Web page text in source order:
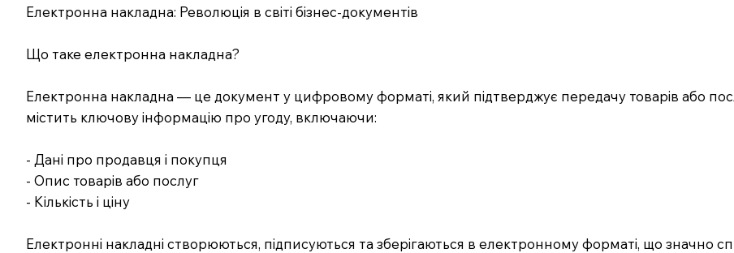
Електронна накладна: Революція в світі бізнес-документів
Що таке електронна накладна?
Електронна накладна — це документ у цифровому форматі, який підтверджує передачу товарів або
містить ключову інформацію про угоду, включаючи:
- Дані про продавця і покупця
- Опис товарів або послуг
- Кількість і ціну
Електронні накладні створюються, підписуються та зберігаються в електронному форматі, що значно